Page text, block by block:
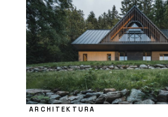
ARCHITEKTURA